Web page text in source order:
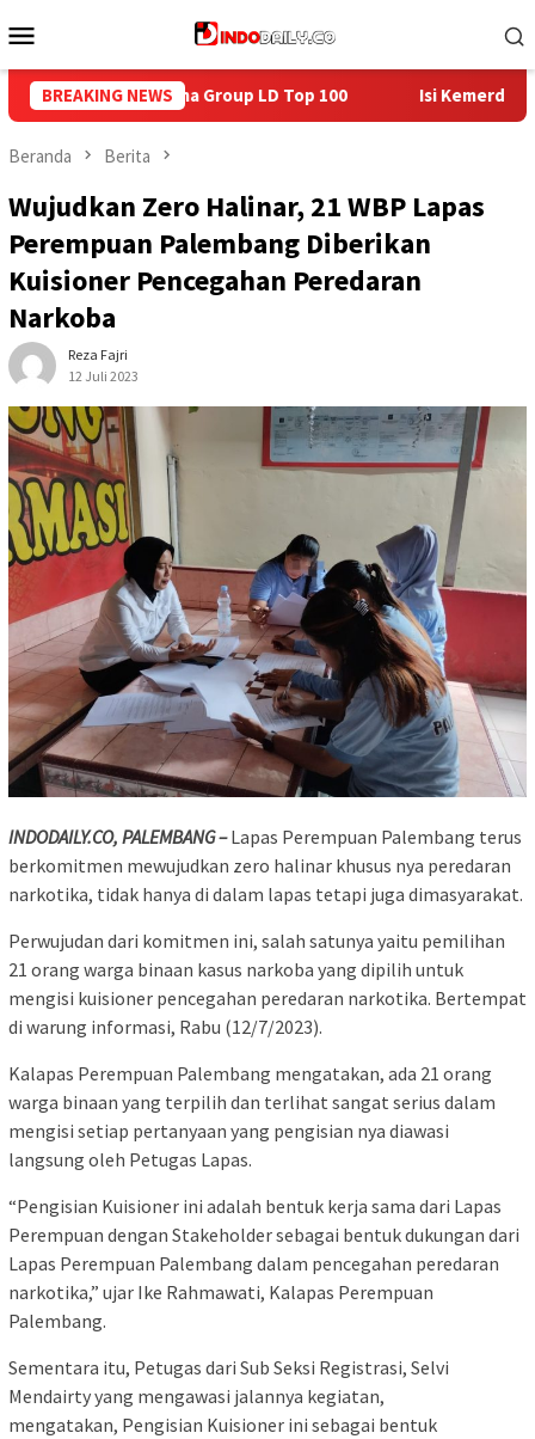
ke
Mobile
BREAKING NEWS
Isi Kemerdekaan dengan Kepedulian, Lapas Sekayu
Beranda Berita
Wujudkan Zero Halinar, 21 WBP Lapas
Perempuan Palembang Diberikan
Kuisioner Pencegahan Peredaran
Narkoba
Reza Fajri
12 Juli 2023
INDODAILY.CO, PALEMBANG –Lapas Perempuan Palembang terus
berkomitmen mewujudkan zero halinar khusus nya peredaran
narkotika, tidak hanya di dalam lapas tetapi juga dimasyarakat.
Perwujudan dari komitmen ini, salah satunya yaitu pemilihan
21 orang warga binaan kasus narkoba yang dipilih untuk
mengisi kuisioner pencegahan peredaran narkotika. Bertempat
di warung informasi, Rabu (12/7/2023).
Kalapas Perempuan Palembang mengatakan, ada 21 orang
warga binaan yang terpilih dan terlihat sangat serius dalam
mengisi setiap pertanyaan yang pengisian nya diawasi
langsung oleh Petugas Lapas.
“Pengisian Kuisioner ini adalah bentuk kerja sama dari Lapas
Perempuan dengan Stakeholder sebagai bentuk dukungan dari
Lapas Perempuan Palembang dalam pencegahan peredaran
narkotika,” ujar Ike Rahmawati, Kalapas Perempuan
Palembang.
Sementara itu, Petugas dari Sub Seksi Registrasi, Selvi
Mendairty yang mengawasi jalannya kegiatan,
mengatakan, Pengisian Kuisioner ini sebagai bentuk